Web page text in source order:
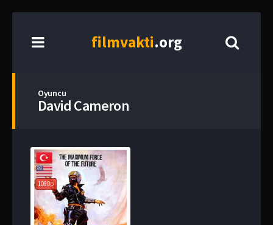
filmvakti.org
Oyuncu
David Cameron
1080p